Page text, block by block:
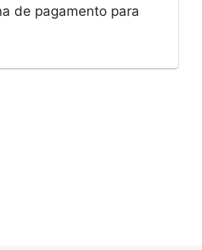
de pagamento para